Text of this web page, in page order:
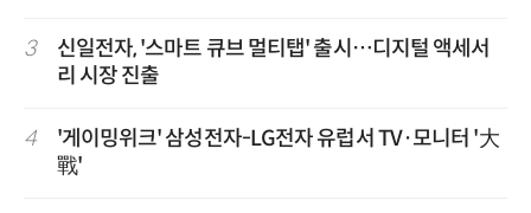
3
신일전자, '스마트 큐브 멀티탭' 출시…디지털 액세서
리 시장 진출
4
'게이밍위크' 삼성전자-LG전자 유럽서 TV·모니터 '大
戰'